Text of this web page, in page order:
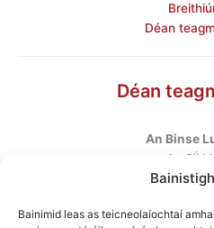
Bainimid leas as teicneolaíochtaí
Déan
Déan
An Binse
An 6ú
Halla
Baile Átha